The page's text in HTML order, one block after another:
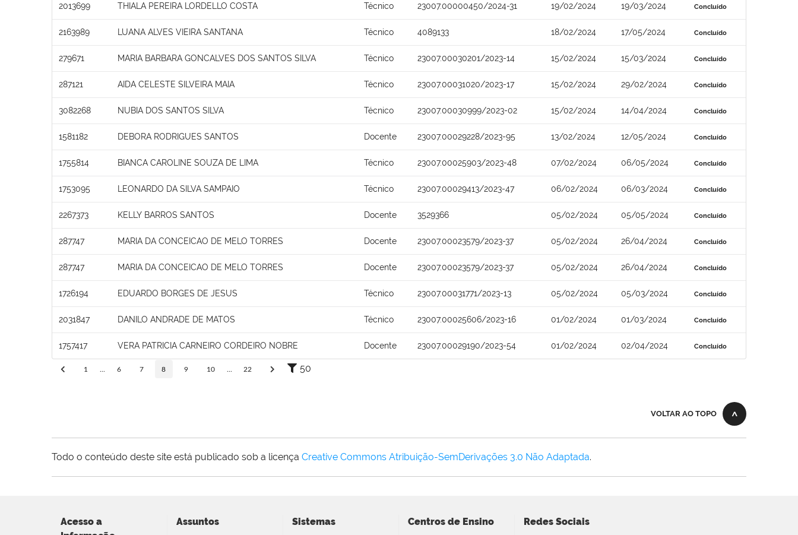
2013699 THIALA PEREIRA LORDELLO COSTA Técnico 23007.00000450/2024-31 19/02/2024 19/03/2024 Concluído
2163989 LUANA ALVES VIEIRA SANTANA Técnico 4089133 18/02/2024 17/05/2024 Concluído
279671 MARIA BARBARA GONCALVES DOS SANTOS SILVA Técnico 23007.00030201/2023-14 15/02/2024 15/03/2024 Concluído
287121 AIDA CELESTE SILVEIRA MAIA Técnico 23007.00031020/2023-17 15/02/2024 29/02/2024 Concluído
3082268 NUBIA DOS SANTOS SILVA Técnico 23007.00030999/2023-02 15/02/2024 14/04/2024 Concluído
1581182 DEBORA RODRIGUES SANTOS Docente 23007.00029228/2023-95 13/02/2024 12/05/2024 Concluído
1755814 BIANCA CAROLINE SOUZA DE LIMA Técnico 23007.00025903/2023-48 07/02/2024 06/05/2024 Concluído
1753095 LEONARDO DA SILVA SAMPAIO Técnico 23007.00029413/2023-47 06/02/2024 06/03/2024 Concluído
2267373 KELLY BARROS SANTOS Docente 3529366 05/02/2024 05/05/2024 Concluído
287747 MARIA DA CONCEICAO DE MELO TORRES Docente 23007.00023579/2023-37 05/02/2024 26/04/2024 Concluído
287747 MARIA DA CONCEICAO DE MELO TORRES Docente 23007.00023579/2023-37 05/02/2024 26/04/2024 Concluído
1726194 EDUARDO BORGES DE JESUS Técnico 23007.00031771/2023-13 05/02/2024 05/03/2024 Concluído
2031847 DANILO ANDRADE DE MATOS Técnico 23007.00025606/2023-16 01/02/2024 01/03/2024 Concluído
1757417 VERA PATRICIA CARNEIRO CORDEIRO NOBRE Docente 23007.00029190/2023-54 01/02/2024 02/04/2024 Concluído
1 6 7 8 9 10 22 50
VOLTAR AO TOPO
Todo o conteúdo deste site está publicado sob a licença Creative Commons Atribuição-SemDerivações 3.0 Não Adaptada.
Acesso a
Assuntos Sistemas Centros de Ensino Redes Sociais